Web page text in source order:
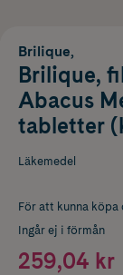
Brilique,
Brilique,
Abacus
tabletter
Läkemedel
För att kunna köpa
Ingår ej i förmån
259,04 kr